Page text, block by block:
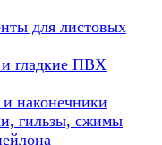
для листовых
гладкие ПВХ
наконечники
гильзы, сжимы